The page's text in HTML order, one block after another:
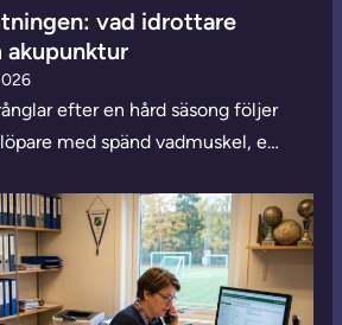
vad idrottare
efter en hård säsong följer
med spänd vadmuskel, e…